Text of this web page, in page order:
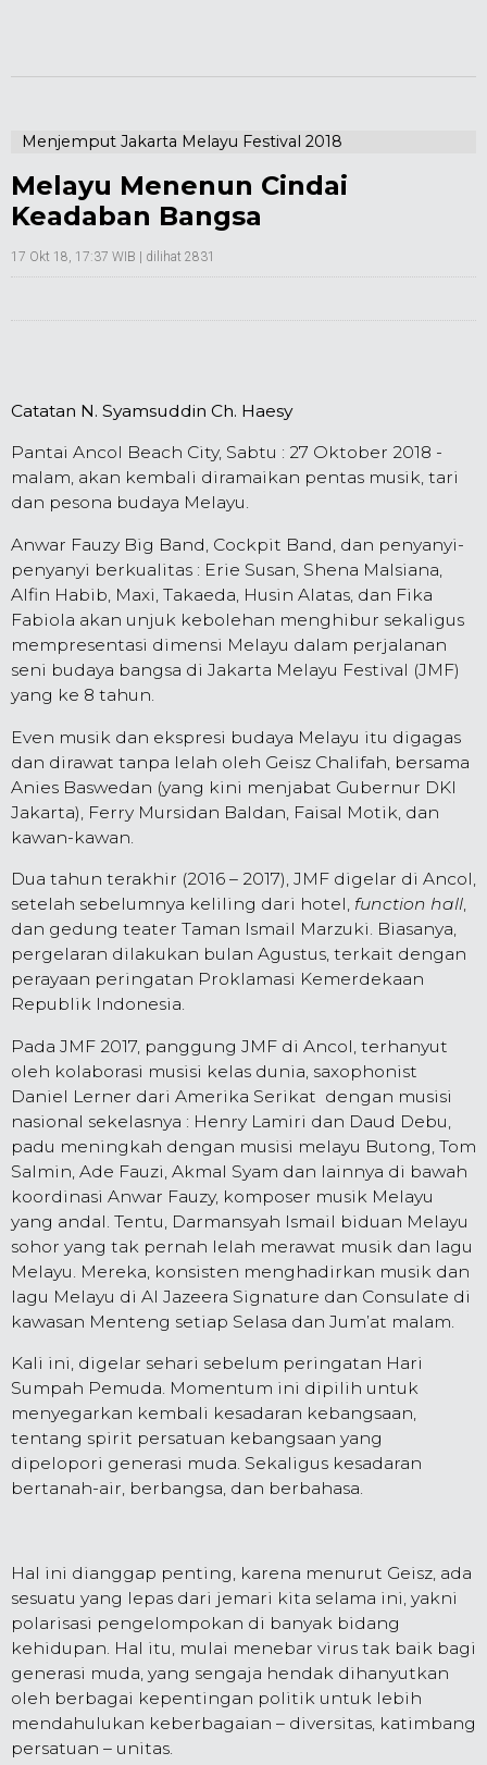
Menjemput Jakarta Melayu Festival 2018
Melayu Menenun Cindai
Keadaban Bangsa
17 Okt 18, 17:37 WIB | dilihat 2831
Catatan N. Syamsuddin Ch. Haesy
Pantai Ancol Beach City, Sabtu : 27 Oktober 2018 -
malam, akan kembali diramaikan pentas musik, tari
dan pesona budaya Melayu.
Anwar Fauzy Big Band, Cockpit Band, dan penyanyi-
penyanyi berkualitas : Erie Susan, Shena Malsiana,
Alfin Habib, Maxi, Takaeda, Husin Alatas, dan Fika
Fabiola akan unjuk kebolehan menghibur sekaligus
mempresentasi dimensi Melayu dalam perjalanan
seni budaya bangsa di Jakarta Melayu Festival (JMF)
yang ke 8 tahun.
Even musik dan ekspresi budaya Melayu itu digagas
dan dirawat tanpa lelah oleh Geisz Chalifah, bersama
Anies Baswedan (yang kini menjabat Gubernur DKI
Jakarta), Ferry Mursidan Baldan, Faisal Motik, dan
kawan-kawan.
Dua tahun terakhir (2016 – 2017), JMF digelar di Ancol,
setelah sebelumnya keliling dari hotel, function hall,
dan gedung teater Taman Ismail Marzuki. Biasanya,
pergelaran dilakukan bulan Agustus, terkait dengan
perayaan peringatan Proklamasi Kemerdekaan
Republik Indonesia.
Pada JMF 2017, panggung JMF di Ancol, terhanyut
oleh kolaborasi musisi kelas dunia, saxophonist
Daniel Lerner dari Amerika Serikat dengan musisi
nasional sekelasnya : Henry Lamiri dan Daud Debu,
padu meningkah dengan musisi melayu Butong, Tom
Salmin, Ade Fauzi, Akmal Syam dan lainnya di bawah
koordinasi Anwar Fauzy, komposer musik Melayu
yang andal. Tentu, Darmansyah Ismail biduan Melayu
sohor yang tak pernah lelah merawat musik dan lagu
Melayu. Mereka, konsisten menghadirkan musik dan
lagu Melayu di Al Jazeera Signature dan Consulate di
kawasan Menteng setiap Selasa dan Jum’at malam.
Kali ini, digelar sehari sebelum peringatan Hari
Sumpah Pemuda. Momentum ini dipilih untuk
menyegarkan kembali kesadaran kebangsaan,
tentang spirit persatuan kebangsaan yang
dipelopori generasi muda. Sekaligus kesadaran
bertanah-air, berbangsa, dan berbahasa.
Hal ini dianggap penting, karena menurut Geisz, ada
sesuatu yang lepas dari jemari kita selama ini, yakni
polarisasi pengelompokan di banyak bidang
kehidupan. Hal itu, mulai menebar virus tak baik bagi
generasi muda, yang sengaja hendak dihanyutkan
oleh berbagai kepentingan politik untuk lebih
mendahulukan keberbagaian – diversitas, katimbang
persatuan – unitas.